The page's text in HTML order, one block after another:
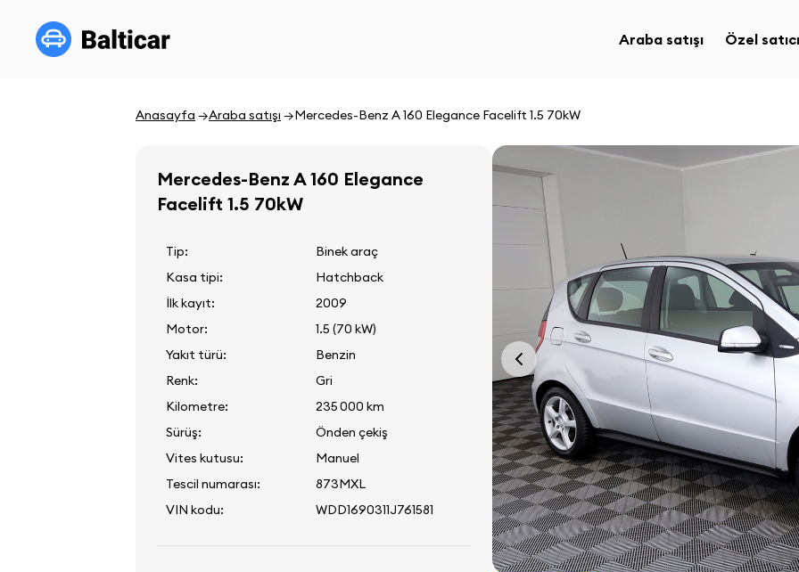
Araba satışı Özel
Anasayfa Araba satışı Mercedes-Benz A 160 Elegance Facelift 1.5 70kW
Mercedes-Benz A 160 Elegance
Facelift 1.5 70kW
Tip:
Binek araç
Kasa tipi:
Hatchback
İlk kayıt:
2009
Motor:
1.5 (70 kW)
Yakıt türü:
Benzin
Renk:
Gri
Kilometre:
235 000 km
Sürüş:
Önden çekiş
Vites kutusu:
Manuel
Tescil numarası:
873MXL
VIN kodu:
WDD1690311J761581